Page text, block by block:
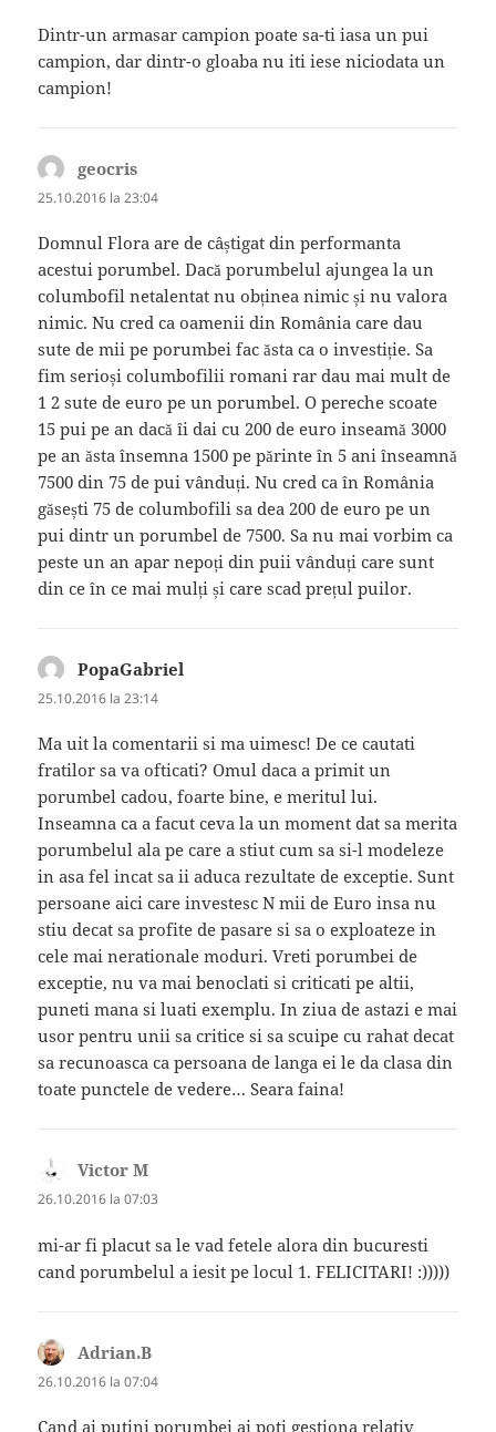
Dintr-un armasar campion poate sa-ti iasa un pui
campion, dar dintr-o gloaba nu iti iese niciodata un
campion!
geocris
25.10.2016 la 23:04
Domnul Flora are de câștigat din performanta
acestui porumbel. Dacă porumbelul ajungea la un
columbofil netalentat nu obținea nimic și nu valora
nimic. Nu cred ca oamenii din România care dau
sute de mii pe porumbei fac ăsta ca o investiție. Sa
fim serioși columbofilii romani rar dau mai mult de
1 2 sute de euro pe un porumbel. O pereche scoate
15 pui pe an dacă îi dai cu 200 de euro inseamă 3000
pe an ăsta însemna 1500 pe părinte în 5 ani înseamnă
7500 din 75 de pui vânduți. Nu cred ca în România
găsești 75 de columbofili sa dea 200 de euro pe un
pui dintr un porumbel de 7500. Sa nu mai vorbim ca
peste un an apar nepoți din puii vânduți care sunt
din ce în ce mai mulți și care scad prețul puilor.
PopaGabriel
25.10.2016 la 23:14
Ma uit la comentarii si ma uimesc! De ce cautati
fratilor sa va ofticati? Omul daca a primit un
porumbel cadou, foarte bine, e meritul lui.
Inseamna ca a facut ceva la un moment dat sa merita
porumbelul ala pe care a stiut cum sa si-l modeleze
in asa fel incat sa ii aduca rezultate de exceptie. Sunt
persoane aici care investesc N mii de Euro insa nu
stiu decat sa profite de pasare si sa o exploateze in
cele mai nerationale moduri. Vreti porumbei de
exceptie, nu va mai benoclati si criticati pe altii,
puneti mana si luati exemplu. In ziua de astazi e mai
usor pentru unii sa critice si sa scuipe cu rahat decat
sa recunoasca ca persoana de langa ei le da clasa din
toate punctele de vedere… Seara faina!
Victor M
26.10.2016 la 07:03
mi-ar fi placut sa le vad fetele alora din bucuresti
cand porumbelul a iesit pe locul 1. FELICITARI! :)))))
Adrian.B
26.10.2016 la 07:04
Cand ai putini porumbei ai poti gestiona relativ